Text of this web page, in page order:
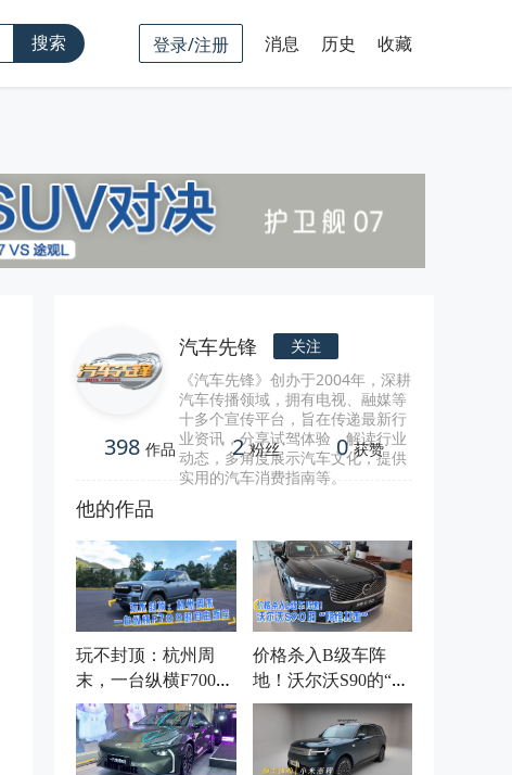
搜索 登录/注册 消息 历史 收藏
汽车先锋
关注
《汽车先锋》创办于2004年，深耕
汽车传播领域，拥有电视、融媒等
十多个宣传平台，旨在传递最新行
业资讯，分享试驾体验，解读行业
动态，多角度展示汽车文化，提供
实用的汽车消费指南等。
398 作品 2 粉丝 0 获赞
他的作品
玩不封顶：杭州周
末，一台纵横F700的
自由哲学
价格杀入B级车阵
地！沃尔沃S90的“降
维打击”